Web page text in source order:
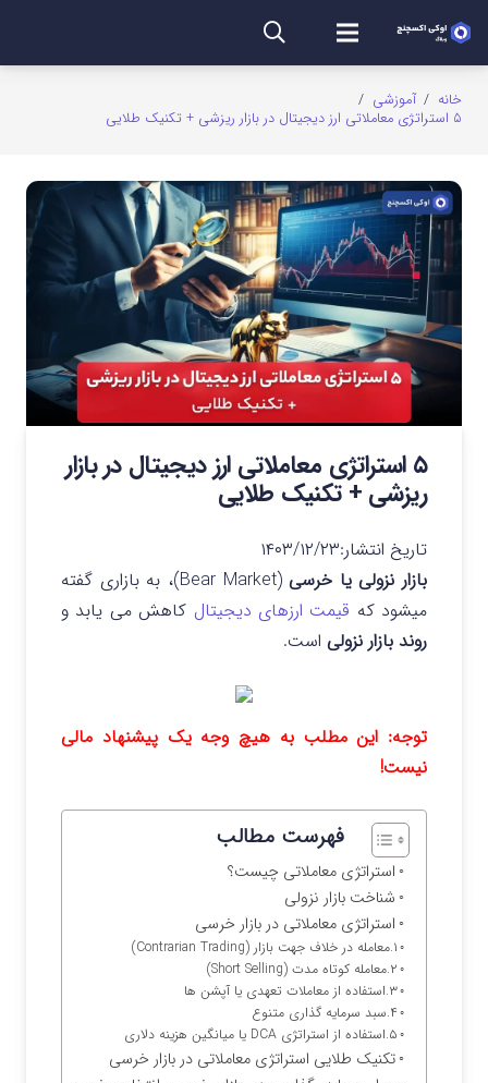
خانه / آموزشی /
۵ استراتژی معاملاتی ارز دیجیتال در بازار ریزشی + تکنیک طلایی
۵ استراتژی معاملاتی ارز دیجیتال در بازار
ریزشی + تکنیک طلایی
تاریخ انتشار:۱۴۰۳/۱۲/۲۳
بازار نزولی یا خرسی
(Bear Market)، به بازاری گفته
میشود که قیمت ارزهای دیجیتال کاهش می یابد و
روند بازار نزولی است.
توجه: این مطلب به هیچ وجه یک پیشنهاد مالی
نیست!
فهرست مطالب
استراتژی معاملاتی چیست؟
شناخت بازار نزولی
استراتژی‌ معاملاتی در بازار خرسی
۱.معامله‌ در خلاف جهت بازار (Contrarian Trading)
۲.معامله‌ کوتاه‌ مدت (Short Selling)
۳.استفاده از معاملات تعهدی یا آپشن ها
۴.سبد سرمایه گذاری متنوع
۵.استفاده از استراتژی DCA یا میانگین هزینه دلاری
تکنیک طلایی استراتژی معاملاتی در بازار خرسی